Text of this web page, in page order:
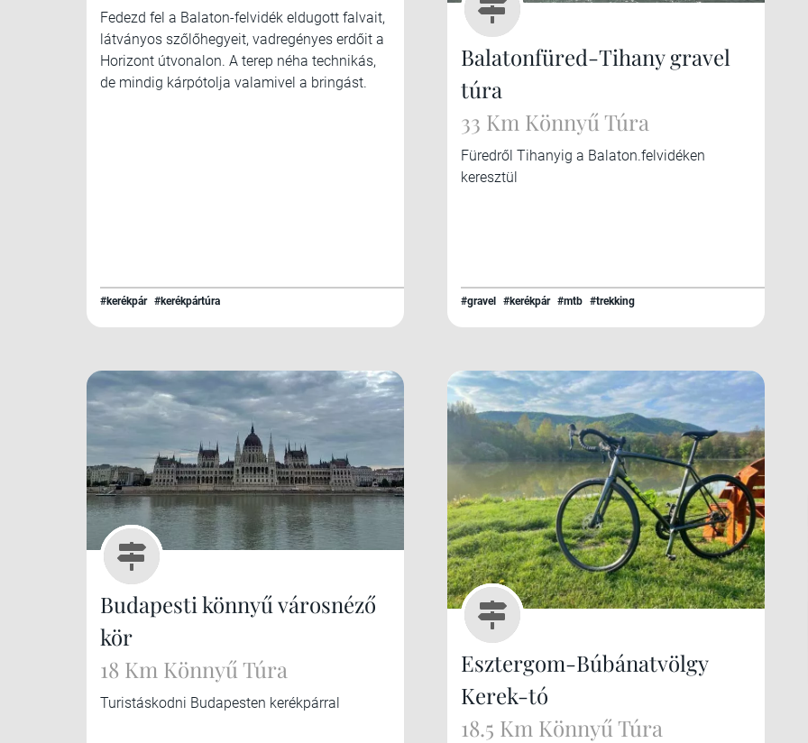
Fedezd fel a Balaton-felvidék eldugott falvait,
látványos szőlőhegyeit, vadregényes erdőit a
Horizont útvonalon. A terep néha technikás,
de mindig kárpótolja valamivel a bringást.
#kerékpár #kerékpártúra
Balatonfüred-Tihany gravel
túra
33 Km Könnyű Túra
Füredről Tihanyig a Balaton.felvidéken
keresztül
#gravel #kerékpár #mtb #trekking
Budapesti könnyű városnéző
kör
18 Km Könnyű Túra
Turistáskodni Budapesten kerékpárral
Esztergom-Búbánatvölgy
Kerek-tó
18.5 Km Könnyű Túra